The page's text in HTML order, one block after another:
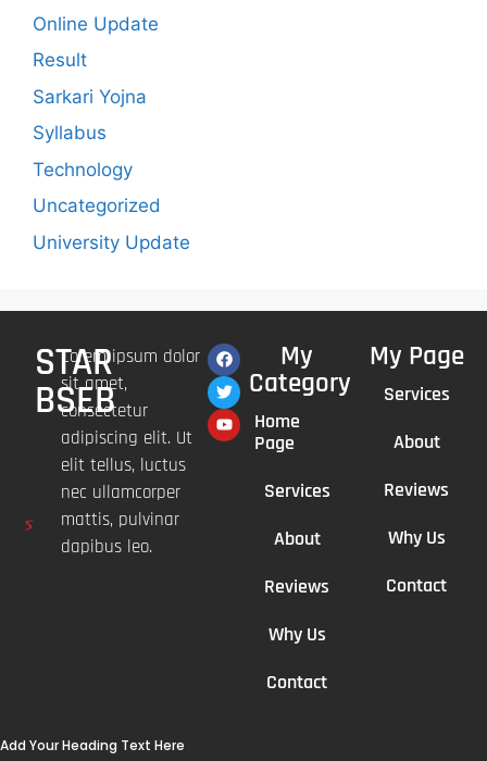
Online Update
Result
Sarkari Yojna
Syllabus
Technology
Uncategorized
University Update
STAR
BSEB
Lorem ipsum dolor
sit amet,
consectetur
adipiscing elit. Ut
elit tellus, luctus
nec ullamcorper
mattis, pulvinar
dapibus leo.
My
Category
Home
Page
Services
About
Reviews
Why Us
Contact
My Page
Services
About
Reviews
Why Us
Contact
Add Your Heading Text Here